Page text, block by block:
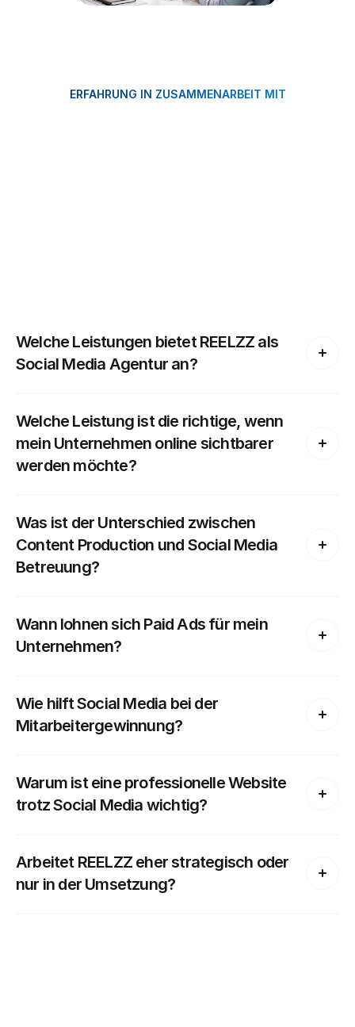
ERFAHRUNG IN ZUSAMMENARBEIT MIT
Welche Leistungen bietet REELZZ als
Social Media Agentur an?
Welche Leistung ist die richtige, wenn
mein Unternehmen online sichtbarer
werden möchte?
Was ist der Unterschied zwischen
Content Production und Social Media
Betreuung?
Wann lohnen sich Paid Ads für mein
Unternehmen?
Wie hilft Social Media bei der
Mitarbeitergewinnung?
Warum ist eine professionelle Website
trotz Social Media wichtig?
Arbeitet REELZZ eher strategisch oder
nur in der Umsetzung?